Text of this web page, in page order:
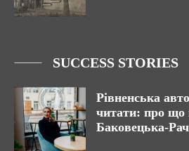
SUCCESS STORIES
Рівненська
читати: про що
Баковецька-